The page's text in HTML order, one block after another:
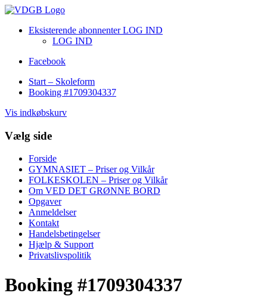
Eksisterende abonnenter LOG IND
LOG IND
Facebook
Start – Skoleform
Booking #1709304337
Vis indkøbskurv
Vælg side
Forside
GYMNASIET – Priser og Vilkår
FOLKESKOLEN – Priser og Vilkår
Om VED DET GRØNNE BORD
Opgaver
Anmeldelser
Kontakt
Handelsbetingelser
Hjælp & Support
Privatslivspolitik
Booking #1709304337